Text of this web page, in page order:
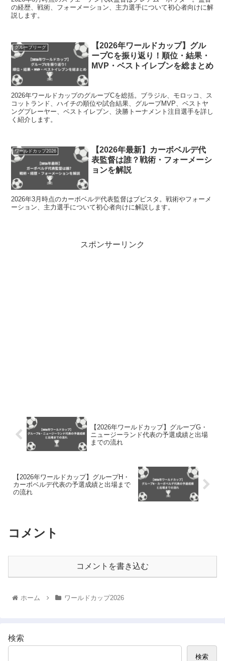
の経歴、戦術、フォーメーション、主力選手について初心者向けに解
説します。
グループリーグ
【2026年ワールドカップ】グル
ープCを振り返り！順位・結果・
MVP・ベストイレブンを総まとめ
2026年ワールドカップのグループCを総括。ブラジル、モロッコ、ス
コットランド、ハイチの順位や試合結果、グループMVP、ベストヤ
ングプレーヤー、ベストイレブン、決勝トーナメント注目選手を詳し
く紹介します。
ワールドカップ2026
【2026年最新】カーボベルデ代
表監督は誰？戦術・フォーメーシ
ョンを解説
2026年3月時点のカーボベルデ代表監督はブビスタ。戦術やフォーメ
ーション、主力選手について初心者向けに解説します。
スポンサーリンク
【2026年ワールドカップ】グループG・
ニュージーランド代表の予選成績と出場
までの流れ
【2026年ワールドカップ】グループH・
カーボベルデ代表の予選成績と出場まで
の流れ
コメント
コメントを書き込む
ホーム ワールドカップ2026
検索
検索